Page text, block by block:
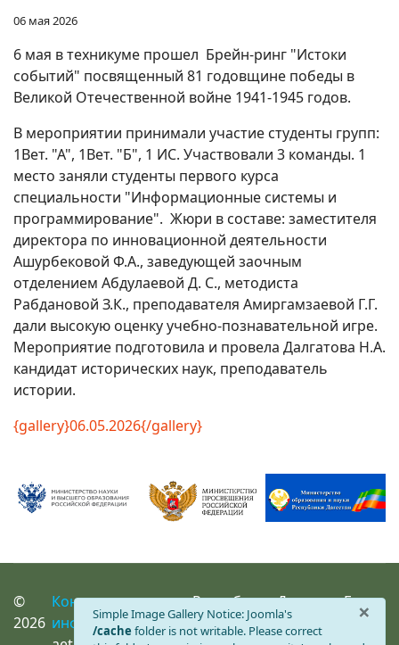
×
info
Simple Image Gallery Notice: Joomla's
/cache folder is not writable. Please correct
06 мая 2026
6 мая в техникуме прошел Брейн-ринг "Истоки
событий" посвященный 81 годовщине победы в
Великой Отечественной войне 1941-1945 годов.
В мероприятии принимали участие студенты групп:
1Вет. "А", 1Вет. "Б", 1 ИС. Участвовали 3 команды. 1
место заняли студенты первого курса
специальности "Информационные системы и
программирование". Жюри в составе: заместителя
директора по инновационной деятельности
Ашурбековой Ф.А., заведующей заочным
отделением Абдулаевой Д. С., методиста
Рабдановой З.К., преподавателя Амиргамзаевой Г.Г.
дали высокую оценку учебно-познавательной игре.
Мероприятие подготовила и провела Далгатова Н.А.
кандидат исторических наук, преподаватель
истории.
{gallery}06.05.2026{/gallery}
©
2026
Контактная
информация
Республика Дагестан Г.
Махачкала